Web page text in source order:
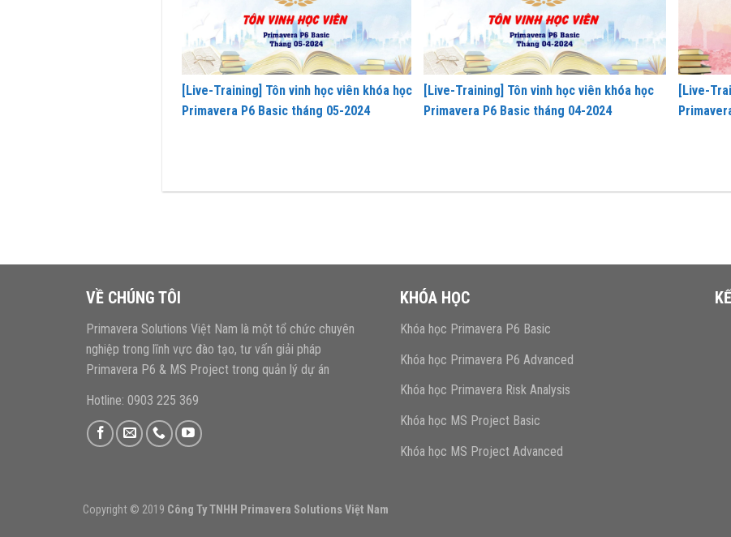
[Live-Training] Tôn vinh học viên khóa học
Primavera P6 Basic tháng 05-2024
[Live-Training] Tôn vinh học viên khóa học
Primavera P6 Basic tháng 04-2024
[Live-
VỀ CHÚNG TÔI
Primavera Solutions Việt Nam là một tổ chức chuyên
nghiệp trong lĩnh vực đào tạo, tư vấn giải pháp
Primavera P6 & MS Project trong quản lý dự án
Hotline: 0903 225 369
KHÓA HỌC
Khóa học Primavera P6 Basic
Khóa học Primavera P6 Advanced
Khóa học Primavera Risk Analysis
Khóa học MS Project Basic
Khóa học MS Project Advanced
Copyright © 2019 Công Ty TNHH Primavera Solutions Việt Nam